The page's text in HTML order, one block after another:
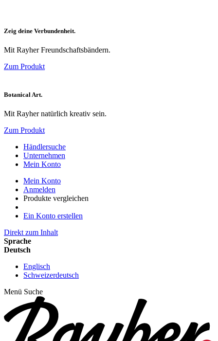
Zeig deine Verbundenheit.
Mit Rayher Freundschaftsbändern.
Zum Produkt
Botanical Art.
Mit Rayher natürlich kreativ sein.
Zum Produkt
Händlersuche
Unternehmen
Mein Konto
Mein Konto
Anmelden
Produkte vergleichen
Ein Konto erstellen
Direkt zum Inhalt
Sprache
Deutsch
Englisch
Schweizerdeutsch
Menü Suche